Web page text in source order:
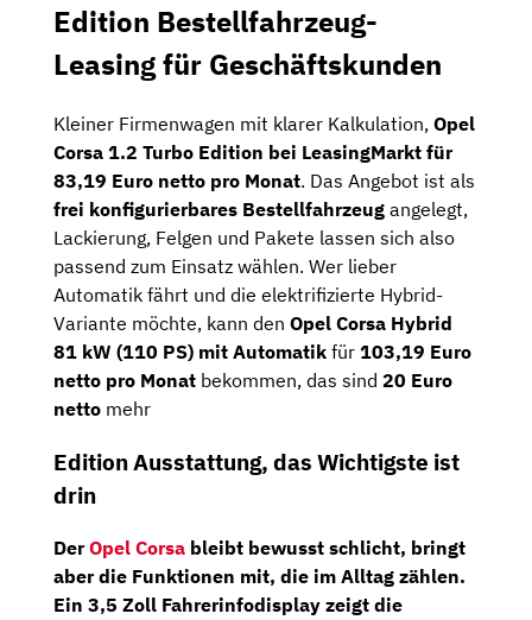
Edition Bestellfahrzeug-
Leasing für Geschäftskunden
Kleiner Firmenwagen mit klarer Kalkulation, Opel
Corsa 1.2 Turbo Edition bei LeasingMarkt für
83,19 Euro netto pro Monat. Das Angebot ist als
frei konfigurierbares Bestellfahrzeug angelegt,
Lackierung, Felgen und Pakete lassen sich also
passend zum Einsatz wählen. Wer lieber
Automatik fährt und die elektrifizierte Hybrid-
Variante möchte, kann den Opel Corsa Hybrid
81 kW (110 PS) mit Automatik für 103,19 Euro
netto pro Monat bekommen, das sind 20 Euro
netto mehr
Edition Ausstattung, das Wichtigste ist
drin
DerOpel Corsa bleibt bewusst schlicht, bringt
aber die Funktionen mit, die im Alltag zählen.
Ein 3,5 Zoll Fahrerinfodisplay zeigt die